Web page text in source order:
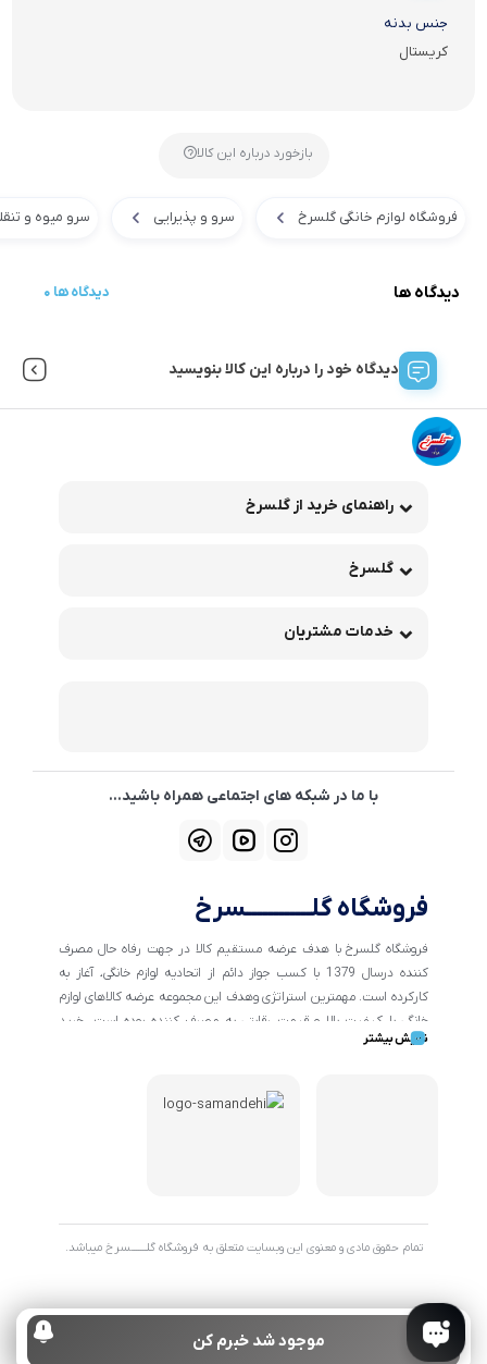
موجود شد خبرم کن
جنس بدنه
کریستال
بازخورد درباره این کالا
فروشگاه لوازم خانگی گلسرخ سرو و پذیرایی سرو میوه و
دیدگاه ها 0 دیدگاه ها
دیدگاه خود را درباره این کالا بنویسید
راهنمای خرید از گلسرخ
گلسرخ
خدمات مشتریان
با ما در شبکه های اجتماعی همراه باشید...
فروشگاه گلــــــــــــسرخ
فروشگاه گلسرخ با هدف عرضه مستقیم کالا در جهت رفاه حال مصرف
کننده درسال 1379 با کسب جواز دائم از اتحادیه لوازم خانگی، آغاز به
کارکرده است. مهمترین استراتژی وهدف این مجموعه عرضه کالاهای لوازم
خانگی با کیفیت بالا و قیمت رقابتی به مصرف کننده بوده است. خرید
کالاهای خانگی و تهیه جهیزیه دراین فروشگاه آسان ومطمئن صورت می
فروشگاه اینترنتی گلسرخ به خدمت رسانی گسترده تر و با شرایط بهتر
نمایش بیشتر
تمام حقوق مادی و معنوی این وبسایت متعلق به فروشگاه گلـــــــسرخ میباشد.